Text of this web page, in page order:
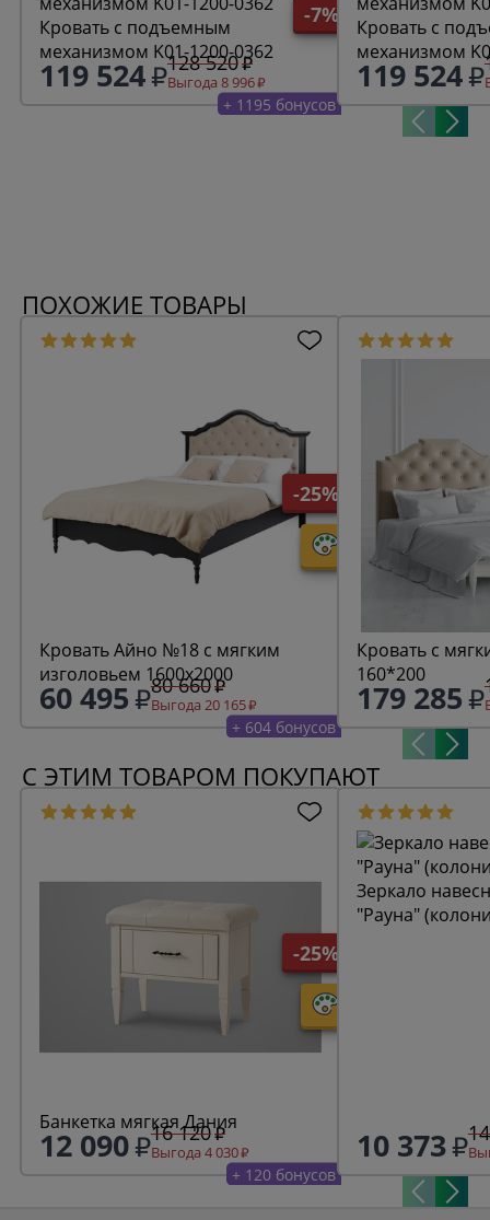
-7%
Кровать с подъемным
механизмом K01-1200-0362
119 524 128 520
Выгода 8 996
+ 1195 бонусов
Кровать с
механизмом
119 524
ПОХОЖИЕ ТОВАРЫ
-25%
Кровать Айно №18 с мягким
изголовьем 1600х2000
60 495 80 660
Выгода 20 165
+ 604 бонусов
Кровать с
160*200
179 285
С ЭТИМ ТОВАРОМ ПОКУПАЮТ
-25%
Банкетка мягкая Дания
12 090 16 120
Выгода 4 030
+ 120 бонусов
Зеркало
"Рауна"
10 373